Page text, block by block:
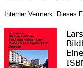
Interner Vermerk: Dieses